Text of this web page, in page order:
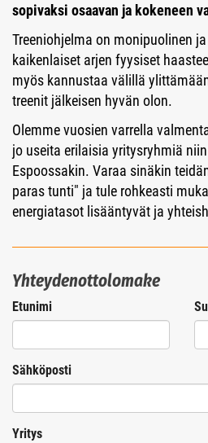
sopivaksi osaavan ja kokeneen
Treeniohjelma on monipuolinen
kaikenlaiset arjen fyysiset
myös kannustaa välillä
treenit jälkeisen hyvän olon.
Olemme vuosien varrella
jo useita erilaisia yritysryhmiä
Espoossakin. Varaa sinäkin
paras tunti" ja tule rohkeasti
energiatasot lisääntyvät ja
Yhteydenottolomake
Etunimi
Sähköposti
Yritys